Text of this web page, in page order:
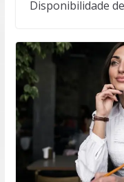
Disponibilidade